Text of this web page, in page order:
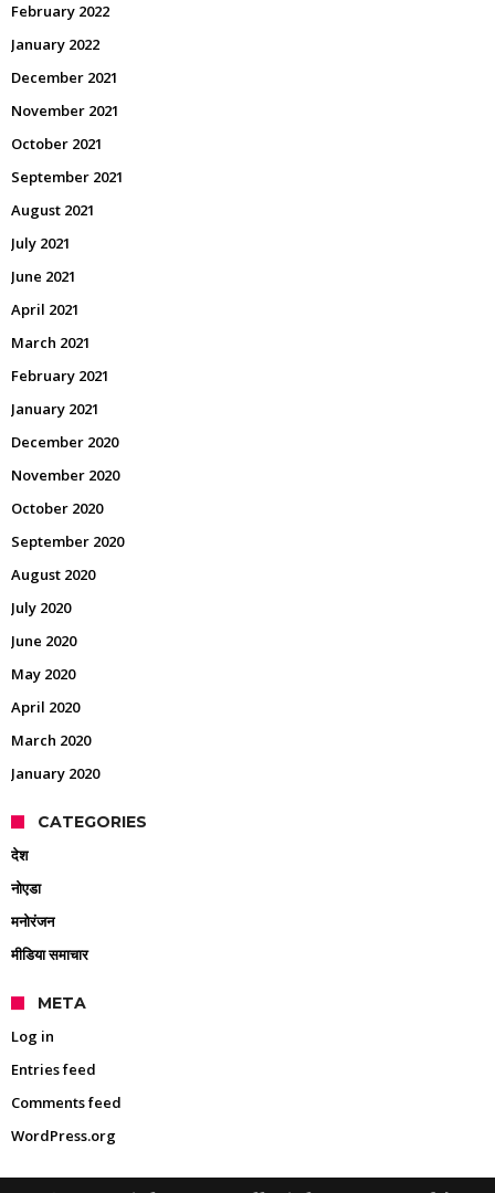
February 2022
January 2022
December 2021
November 2021
October 2021
September 2021
August 2021
July 2021
June 2021
April 2021
March 2021
February 2021
January 2021
December 2020
November 2020
October 2020
September 2020
August 2020
July 2020
June 2020
May 2020
April 2020
March 2020
January 2020
CATEGORIES
देश
नोएडा
मनोरंजन
मीडिया समाचार
META
Log in
Entries feed
Comments feed
WordPress.org